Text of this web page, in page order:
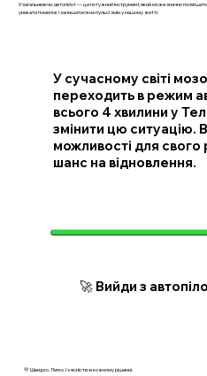
Узагальнюючи, автопілот — це потужний інструмент, який може значно
уникати помилок і залишатися на пульсі змін у нашому житті.
У сучасному світі
переходить в режим
всього 4 хвилини у
змінити цю ситуацію.
можливості для свого
шанс на відновлення.
🚀 Вийди з
💛 Швидко. Легко. І з ясністю в кожному рішенні.